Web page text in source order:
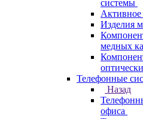
системы
Изделия
медных
Телефонные
Назад
офиса